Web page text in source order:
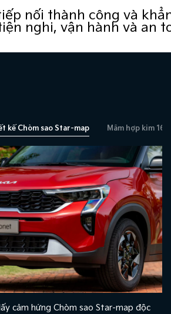
nối thành công và
nghi, vận hành và an
kế Chòm sao Star-map Mâm hợp kim 16
cảm hứng Chòm sao Star-map độc